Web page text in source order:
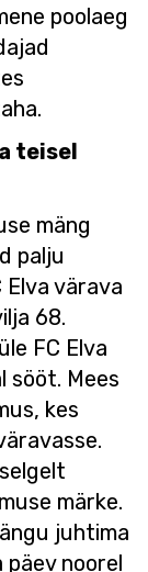
poolaeg
teisel
mäng
palju
värava
68.
FC Elva
sööt. Mees
kes
märke.
juhtima
päev noorel